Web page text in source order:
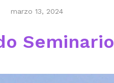
marzo 13, 2024
Seminario